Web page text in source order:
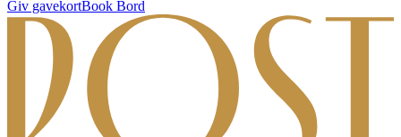
Giv gavekortBook Bord